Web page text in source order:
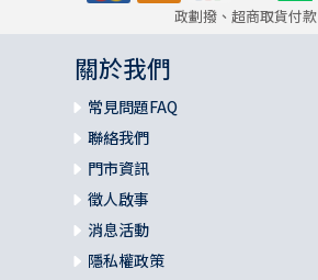
政劃撥、超商取貨付款
關於我們
常見問題FAQ
聯絡我們
門市資訊
徵人啟事
消息活動
隱私權政策